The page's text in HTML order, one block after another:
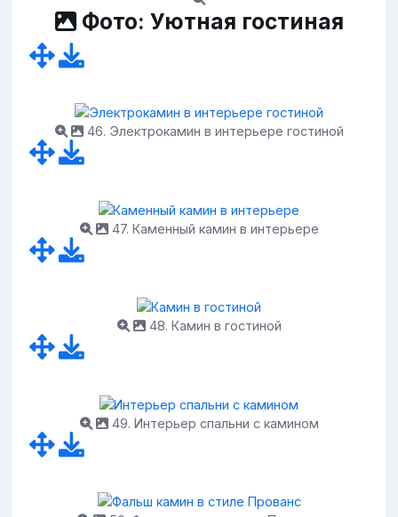
Фото: Уютная гостиная
46. Электрокамин в интерьере гостиной
47. Каменный камин в интерьере
48. Камин в гостиной
49. Интерьер спальни с камином